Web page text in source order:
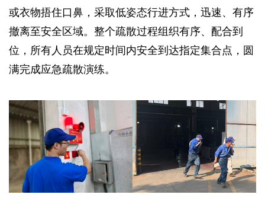
或衣物捂住口鼻，采取低姿态行进方式，迅速、有序
撤离至安全区域。整个疏散过程组织有序、配合到
位，所有人员在规定时间内安全到达指定集合点，圆
满完成应急疏散演练。